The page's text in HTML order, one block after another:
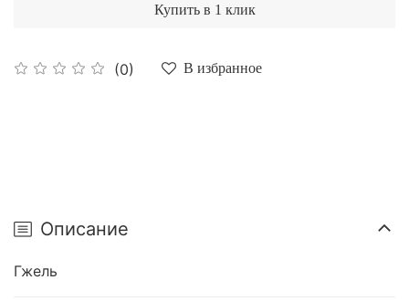
(0) В избранное
Купить в 1 клик
Описание
Гжель